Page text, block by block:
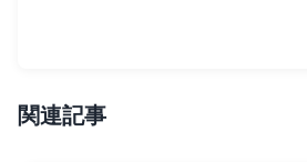
関連記事